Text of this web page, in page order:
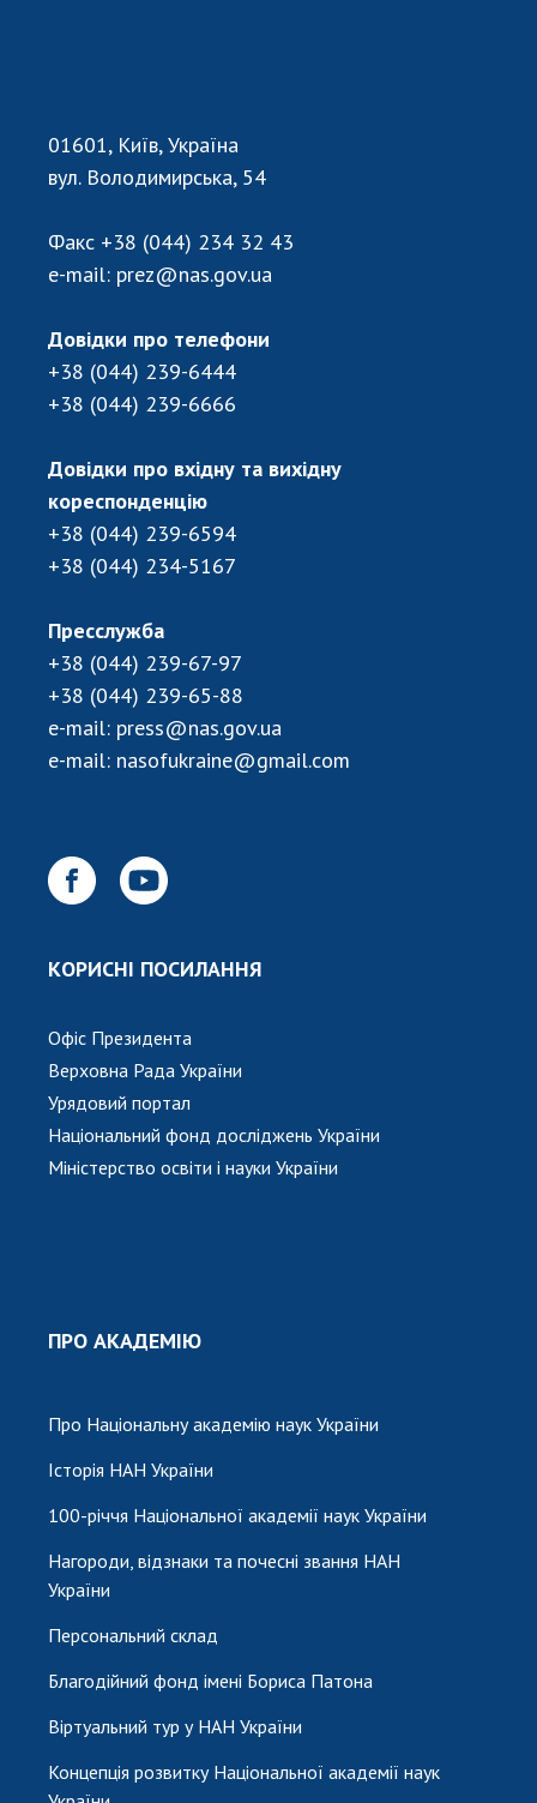
01601, Київ, Україна
вул. Володимирська, 54
Факс +38 (044) 234 32 43
e-mail: prez@nas.gov.ua
Довідки про телефони
+38 (044) 239-6444
+38 (044) 239-6666
Довідки про вхідну та вихідну
кореспонденцію
+38 (044) 239-6594
+38 (044) 234-5167
Пресслужба
+38 (044) 239-67-97
+38 (044) 239-65-88
e-mail: press@nas.gov.ua
e-mail: nasofukraine@gmail.com
КОРИСНІ ПОСИЛАННЯ
Офіс Президента
Верховна Рада України
Урядовий портал
Національний фонд досліджень України
Міністерство освіти і науки України
ПРО АКАДЕМІЮ
Про Національну академію наук України
Історія НАН України
100-річчя Національної академії наук України
Нагороди, відзнаки та почесні звання НАН
України
Персональний склад
Благодійний фонд імені Бориса Патона
Віртуальний тур у НАН України
Концепція розвитку Національної академії наук